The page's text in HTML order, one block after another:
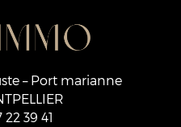
– Port marianne
39 41